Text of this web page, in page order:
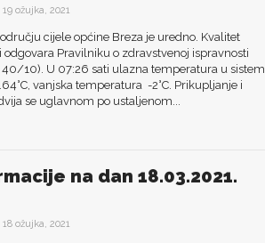
19 ožujka, 2021
cijele općine Breza je uredno. Kvalitet
odgovara Pravilniku o zdravstvenoj ispravnosti
40/10). U 07:26 sati ulazna temperatura u sistem
vanjska temperatura -2°C. Prikupljanje i
se uglavnom po ustaljenom...
na dan 18.03.2021.
18 ožujka, 2021